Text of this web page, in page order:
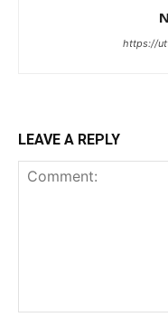
https://
LEAVE A REPLY